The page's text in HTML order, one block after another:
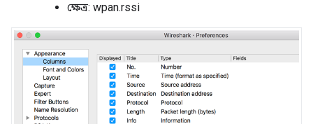
ক্ষেত্র: wpan.rssi